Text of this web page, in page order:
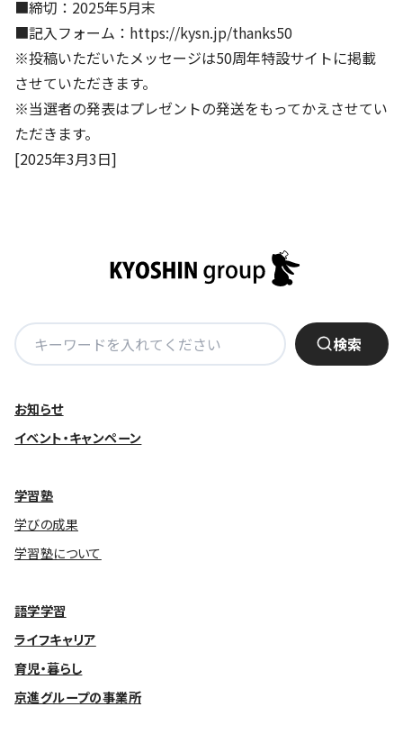
■締切：2025年5月末
■記入フォーム： https://kysn.jp/thanks50
※投稿いただいたメッセージは50周年特設サイトに掲載
させていただきます。
※当選者の発表はプレゼントの発送をもってかえさせてい
ただきます。
[2025年3月3日]
検
索:
検索
お知らせ
イベント・キャンペーン
学習塾
学びの成果
学習塾について
語学学習
ライフキャリア
育児・暮らし
京進グループの事業所